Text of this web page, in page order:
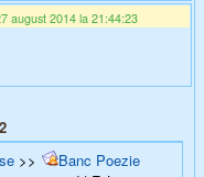
august 2014 la 21:44:23
>>
Banc Poezie